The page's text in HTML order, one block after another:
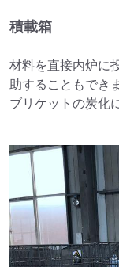
積載箱
材料を直接内炉に
助することもでき
ブリケットの炭化